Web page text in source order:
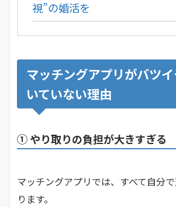
視”の婚活を
マッチングアプリがバツ
いていない理由
① やり取りの負担が大きすぎる
マッチングアプリでは、すべて自分
ります。